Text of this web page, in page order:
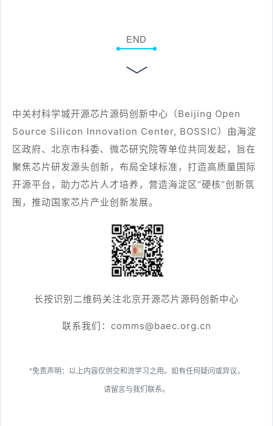
END
中关村科学城开源芯片源码创新中心（Beijing Open
Source Silicon Innovation Center, BOSSIC）由海淀
区政府、北京市科委、微芯研究院等单位共同发起，旨在
聚焦芯片研发源头创新，布局全球标准，打造高质量国际
开源平台，助力芯片人才培养，营造海淀区“硬核”创新氛
围，推动国家芯片产业创新发展。
长按识别二维码关注北京开源芯片源码创新中心
联系我们：comms@baec.org.cn
*免责声明：以上内容仅供交和流学习之用。如有任何疑问或异议，
请留言与我们联系。